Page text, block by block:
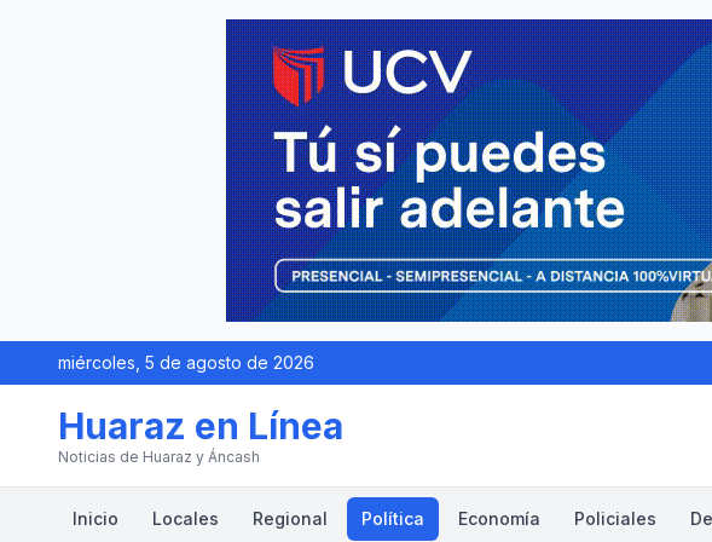
miércoles, 5 de agosto de 2026
Huaraz en Línea
Noticias de Huaraz y Áncash
Inicio Locales Regional Política Economía Policiales